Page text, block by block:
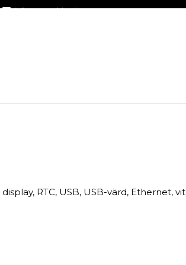
info@streckkodscenter.se
RTC, USB, USB-värd, Ethernet, vit